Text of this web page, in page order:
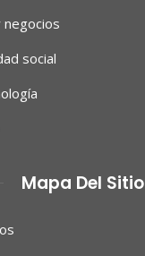
social
Mapa Del Sitio